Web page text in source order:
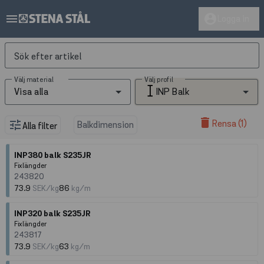
menu
Sök efter artikel
Välj material
Visa alla
Välj profil
INP Balk
tuneAlla filter Balkdimension delete Rensa (1)
243820
INP380 balk S235JR
Fixlängder
73.9 SEK/kg86 kg/m
243817
INP320 balk S235JR
Fixlängder
73.9 SEK/kg63 kg/m